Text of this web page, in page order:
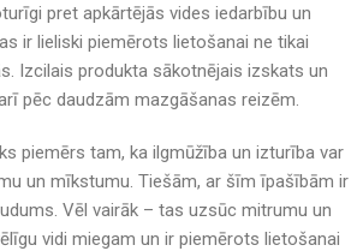
pret apkārtējās vides iedarbību un
ir lieliski piemērots lietošanai ne tikai
Izcilais produkta sākotnējais izskats un
pēc daudzām mazgāšanas reizēm.
piemērs tam, ka ilgmūžība un izturība var
un mīkstumu. Tiešām, ar šīm īpašībām ir
Vēl vairāk – tas uzsūc mitrumu un
vidi miegam un ir piemērots lietošanai